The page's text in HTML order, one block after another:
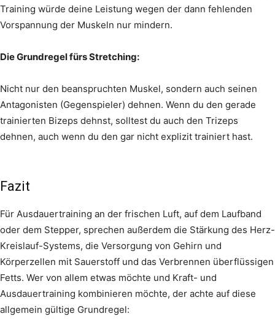
Training würde deine Leistung wegen der dann fehlenden
Vorspannung der Muskeln nur mindern.
Die Grundregel fürs Stretching:
Nicht nur den beanspruchten Muskel, sondern auch seinen
Antagonisten (Gegenspieler) dehnen. Wenn du den gerade
trainierten Bizeps dehnst, solltest du auch den Trizeps
dehnen, auch wenn du den gar nicht explizit trainiert hast.
Fazit
Für Ausdauertraining an der frischen Luft, auf dem Laufband
oder dem Stepper, sprechen außerdem die Stärkung des Herz-
Kreislauf-Systems, die Versorgung von Gehirn und
Körperzellen mit Sauerstoff und das Verbrennen überflüssigen
Fetts. Wer von allem etwas möchte und Kraft- und
Ausdauertraining kombinieren möchte, der achte auf diese
allgemein gültige Grundregel: